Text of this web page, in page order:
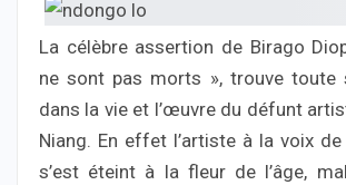
La célèbre assertion de Birago
ne sont pas morts », trouve toute
dans la vie et l’œuvre du défunt
Niang. En effet l’artiste à la voix
s’est éteint à la fleur de l’âge,